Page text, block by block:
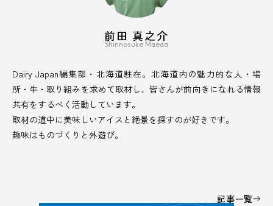
前田 真之介
Shinnosuke Maeda
Dairy Japan編集部・北海道駐在。北海道内の魅力的な人・場
所・牛・取り組みを求めて取材し、皆さんが前向きになれる情報
共有をするべく活動しています。
取材の道中に美味しいアイスと絶景を探すのが好きです。
趣味はものづくりと外遊び。
記事一覧